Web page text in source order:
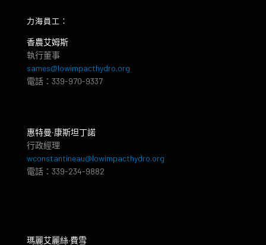
力海員工：
香農艾姆斯
執行董事
sames@lowimpacthydro.org
電話：339-970-9337
惠特曼‧康斯坦丁諾
行政經理
wconstantineau@lowimpacthydro.org
電話：339-234-9882
瑪麗艾麗絲·費雪